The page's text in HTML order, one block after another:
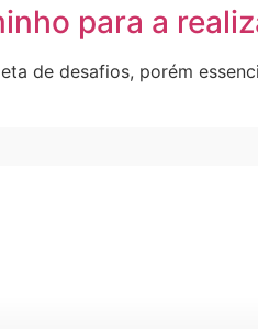
para a
de desafios, porém